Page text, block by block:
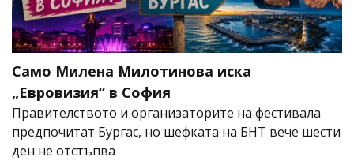
Само Милена Милотинова иска
„Евровизия“ в София
Правителството и организаторите на фестивала
предпочитат Бургас, но шефката на БНТ вече шести
ден не отстъпва